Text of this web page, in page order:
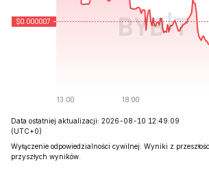
Data ostatniej aktualizacji: 2026-08-10 12:49:09
(UTC+0)
Wyłączenie odpowiedzialności cywilnej: Wyniki z
przyszłych wyników.